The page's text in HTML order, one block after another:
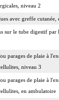
niveau 2
avec greffe cutanée,
sur le tube digestif par
parages de plaie à
niveau 3
parages de plaie à
en ambulatoire